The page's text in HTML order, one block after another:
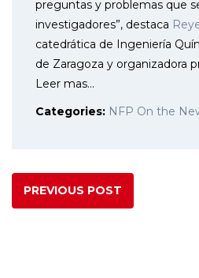
preguntas y problemas que
investigadores”, destaca
catedrática de Ingeniería
de Zaragoza y organizadora
Leer mas…
Categories: NFP On the
PREVIOUS POST